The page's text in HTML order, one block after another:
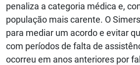
penaliza a categoria médica e,
população mais carente. O
para mediar um acordo e evitar
com períodos de falta de
ocorreu em anos anteriores por